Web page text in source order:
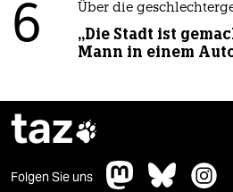
6 Über die
„Die Stadt ist
Mann in einem
taz
Folgen Sie uns